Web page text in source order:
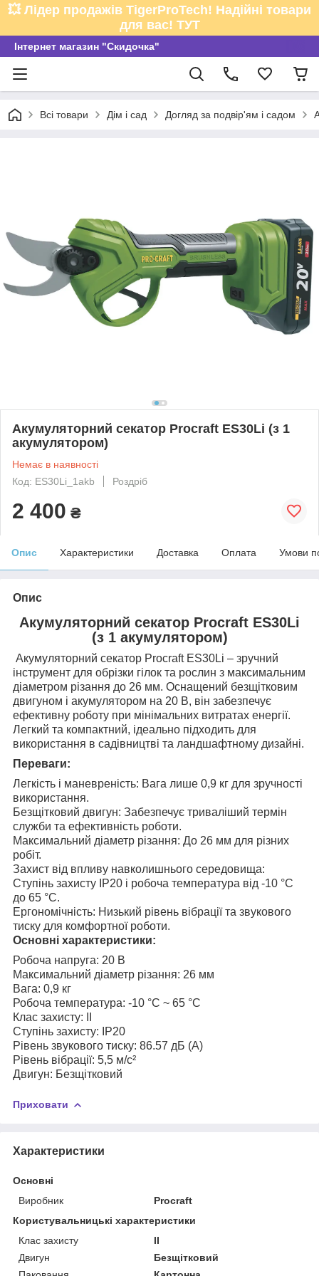
💥 Лідер продажів TigerProTech! Надійні товари
для вас! ТУТ
Інтернет магазин "Скидочка"
Всі товари Дім і сад Догляд за подвір'ям і садом
Акумуляторний секатор Procraft ES30Li (з 1
акумулятором)
Немає в наявності
Код: ES30Li_1akb
Роздріб
2 400 ₴
Опис Характеристики Доставка Оплата Умови
Опис
Акумуляторний секатор Procraft ES30Li
(з 1 акумулятором)
Акумуляторний секатор Procraft ES30Li – зручний
інструмент для обрізки гілок та рослин з максимальним
діаметром різання до 26 мм. Оснащений безщітковим
двигуном і акумулятором на 20 В, він забезпечує
ефективну роботу при мінімальних витратах енергії.
Легкий та компактний, ідеально підходить для
використання в садівництві та ландшафтному дизайні.
Переваги:
Легкість і маневреність: Вага лише 0,9 кг для зручності
використання.
Безщітковий двигун: Забезпечує триваліший термін
служби та ефективність роботи.
Максимальний діаметр різання: До 26 мм для різних
робіт.
Захист від впливу навколишнього середовища:
Ступінь захисту IP20 і робоча температура від -10 °C
до 65 °C.
Ергономічність: Низький рівень вібрації та звукового
тиску для комфортної роботи.
Основні характеристики:
Робоча напруга: 20 В
Максимальний діаметр різання: 26 мм
Вага: 0,9 кг
Робоча температура: -10 °C ~ 65 °C
Клас захисту: II
Ступінь захисту: IP20
Рівень звукового тиску: 86.57 дБ (A)
Рівень вібрації: 5,5 м/с²
Двигун: Безщітковий
Приховати
Характеристики
Основні
Виробник
Procraft
Користувальницькі характеристики
Клас захисту
II
Двигун
Безщітковий